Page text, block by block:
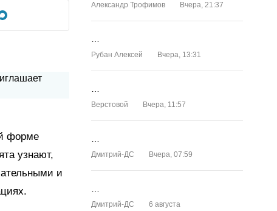
форме
узнают,
и
Александр Трофимов Вчера, 21:37
Рубан Алексей Вчера, 13:31
Верстовой Вчера, 11:57
Дмитрий-ДС Вчера, 07:59
Дмитрий-ДС 6 августа